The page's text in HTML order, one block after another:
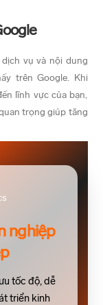
vụ và nội dung
trên Google. Khi
lĩnh vực của bạn,
trọng giúp tăng
nghiệp
tốc độ, dễ
triển kinh